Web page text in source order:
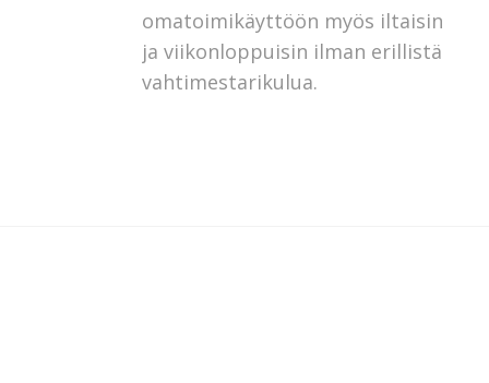
omatoimikäyttöön myös iltaisin
ja viikonloppuisin ilman erillistä
vahtimestarikulua.